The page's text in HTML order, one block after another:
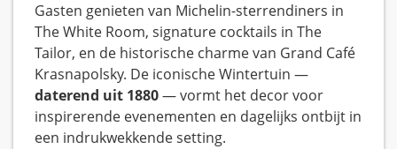
Gasten genieten van Michelin-sterrendiners in
The White Room, signature cocktails in The
Tailor, en de historische charme van Grand Café
Krasnapolsky. De iconische Wintertuin —
daterend uit 1880— vormt het decor voor
inspirerende evenementen en dagelijks ontbijt in
een indrukwekkende setting.